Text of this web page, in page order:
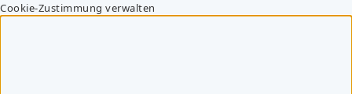
Cookie-Zustimmung verwalten